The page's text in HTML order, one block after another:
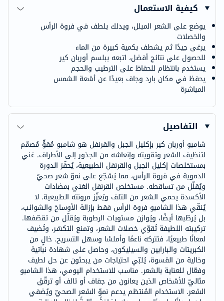
كيفية الاستعمال
يوضع على الشعر المبلل، ويدلك بلطف في فروة الرأس
والخصلات
يرغى جيدًا ثم يشطف بكمية كبيرة من الماء
للحصول على نتائج أفضل، اتبعه ببلسم أوربان كير
يستخدم بانتظام للحفاظ على الترطيب والحجم
يحفظ في مكان بارد وجاف بعيدًا عن أشعة الشمس
المباشرة
التفاصيل
شامبو أوربان كير بإكليل الجبل والقرنفل هو شامبو مُقوٍّ مُصمّم
لتنظيف الشعر وتقويته وإنعاشه من الجذور إلى الأطراف. غني
بمستخلصات إكليل الجبل والقرنفل الطبيعية، يُحفّز الدورة
الدموية في فروة الرأس، مما يُشجّع على نموّ شعر صحيّ
ويُقلّل من تساقطه. مستخلص القرنفل الغني بمضادات
الأكسدة يحمي الشعر من التلف ويُعزّز مرونته الطبيعية. لا
يُنقّي هذا الشامبو فروة الرأس فقط بإزالة الأوساخ والشوائب،
بل يُرطّبها أيضًا، ويُوازن مستويات الرطوبة ويُقلّل من تقصّفها.
تركيبته اللطيفة تُقوّي خصلات الشعر، وتمنع التكسّر، وتُضيف
لمعانًا طبيعيًا، فتتركه ناعمًا وأملسًا وسهل التسريح. خالٍ من
الكبريتات والبارابين والسيليكون، وحاصل على شهادة نباتية
وخالية من القسوة، يُلبّي احتياجات من يبحثون عن حل لطيف
وفعّال للعناية بالشعر. مناسب للاستخدام اليومي، هذا الشامبو
مثاليّ للأشخاص الذين يعانون من جفاف أو تالف أو ترقّق
الشعر. الاستخدام المُنتظم يدعم نموّ الشعر الصحيّ ويُضفي